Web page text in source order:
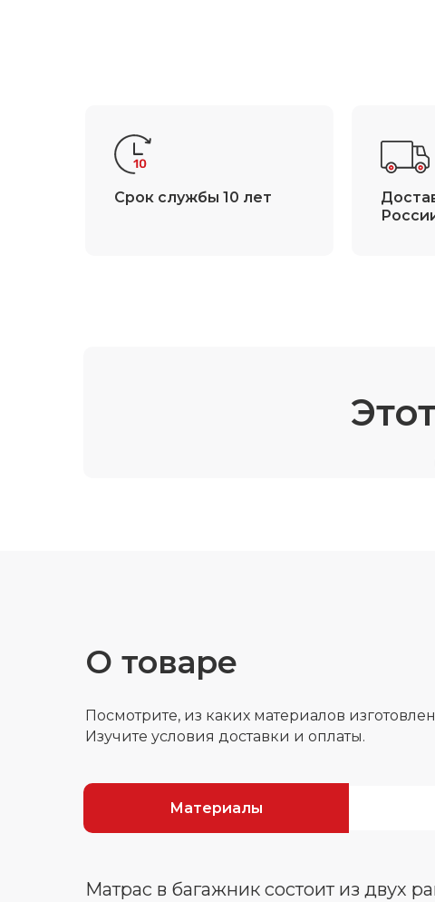
Срок службы 10 лет
О товаре
Посмотрите, из каких материалов
Изучите условия доставки и оплаты.
Материалы
Матрас в багажник состоит из двух